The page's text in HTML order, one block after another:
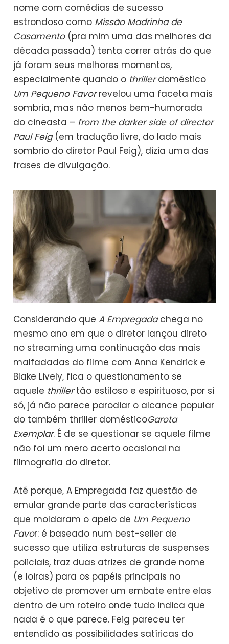
nome com comédias de sucesso
estrondoso como Missão Madrinha de
Casamento(pra mim uma das melhores da
década passada) tenta correr atrás do que
já foram seus melhores momentos,
especialmente quando o thrillerdoméstico
Um Pequeno Favorrevelou uma faceta mais
sombria, mas não menos bem-humorada
do cineasta – from the darker side of director
Paul Feig (em tradução livre, do lado mais
sombrio do diretor Paul Feig), dizia uma das
frases de divulgação.
Considerando queA Empregadachega no
mesmo ano em que o diretor lançou direto
no streaming uma continuação das mais
malfadadas do filme com Anna Kendrick e
Blake Lively, fica o questionamento se
aquele thrillertão estiloso e espirituoso, por si
só, já não parece parodiar o alcance popular
do também thriller domésticoGarota
Exemplar. É de se questionar se aquele filme
não foi um mero acerto ocasional na
filmografia do diretor.
Até porque, A Empregada faz questão de
emular grande parte das características
que moldaram o apelo de Um Pequeno
Favor: é baseado num best-seller de
sucesso que utiliza estruturas de suspenses
policiais, traz duas atrizes de grande nome
(e loiras) para os papéis principais no
objetivo de promover um embate entre elas
dentro de um roteiro onde tudo indica que
nada é o que parece. Feig pareceu ter
entendido as possibilidades satíricas do